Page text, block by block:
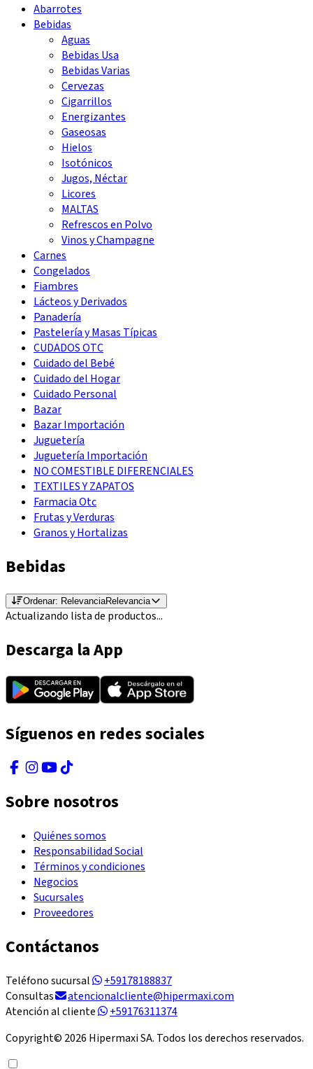
Abarrotes
Bebidas
Aguas
Bebidas Usa
Bebidas Varias
Cervezas
Cigarrillos
Energizantes
Gaseosas
Hielos
Isotónicos
Jugos, Néctar
Licores
MALTAS
Refrescos en Polvo
Vinos y Champagne
Carnes
Congelados
Fiambres
Lácteos y Derivados
Panadería
Pastelería y Masas Típicas
CUDADOS OTC
Cuidado del Bebé
Cuidado del Hogar
Cuidado Personal
Bazar
Bazar Importación
Juguetería
Juguetería Importación
NO COMESTIBLE DIFERENCIALES
TEXTILES Y ZAPATOS
Farmacia Otc
Frutas y Verduras
Granos y Hortalizas
Bebidas
Ordenar: RelevanciaRelevancia
Actualizando lista de productos...
Descarga la App
Síguenos en redes sociales
Sobre nosotros
Quiénes somos
Responsabilidad Social
Términos y condiciones
Negocios
Sucursales
Proveedores
Contáctanos
Teléfono sucursal
+59178188837
Consultas
atencionalcliente@hipermaxi.com
Atención al cliente
+59176311374
Copyright© 2026 Hipermaxi SA. Todos los derechos reservados.